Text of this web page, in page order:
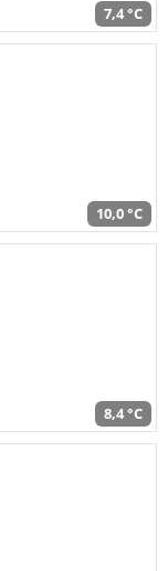
7,4 °C
10,0 °C
8,4 °C